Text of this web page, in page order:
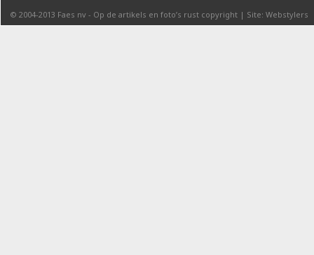
© 2004-2013 Faes nv - Op de artikels en foto’s rust copyright | Site: Webstylers